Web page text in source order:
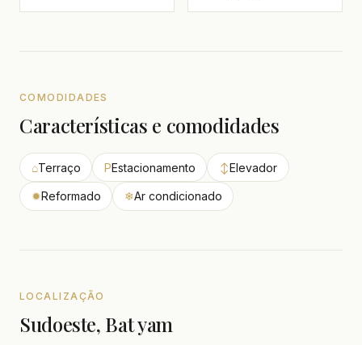
COMODIDADES
Características e comodidades
⌂Terraço PEstacionamento ↕Elevador
✹Reformado ❄Ar condicionado
LOCALIZAÇÃO
Sudoeste, Bat yam